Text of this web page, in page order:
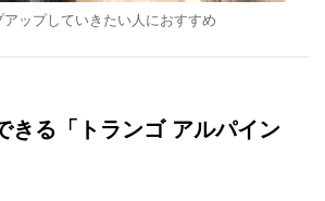
アップしていきたい人におすすめ
きる「トランゴ アルパイン